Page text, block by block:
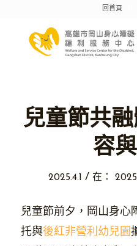
回首頁
兒童節共
容
2025.4.1 / 在：2025
兒童節前夕，岡山身心
托與後紅非營利幼兒園